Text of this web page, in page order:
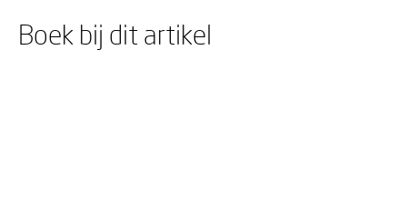
Boek bij dit artikel